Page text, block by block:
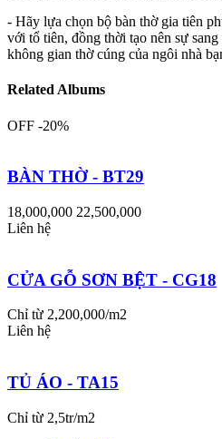
- Hãy lựa chọn bộ bàn thờ gia tiên
với tổ tiên, đồng thời tạo nên sự
không gian thờ cúng của ngôi nhà
Related Albums
OFF -20%
BÀN THỜ - BT29
18,000,000 22,500,000
Liên hệ
CỬA GỖ SƠN BỆT - CG18
Chỉ từ 2,200,000/m2
Liên hệ
TỦ ÁO - TA15
Chỉ từ 2,5tr/m2